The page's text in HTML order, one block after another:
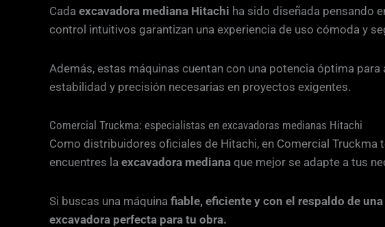
Cada excavadora mediana Hitachi ha sido diseñada pensando
control intuitivos garantizan una experiencia de uso cómoda y
Además, estas máquinas cuentan con una potencia óptima
estabilidad y precisión necesarias en proyectos exigentes.
Comercial Truckma: especialistas en excavadoras medianas Hitachi
Como distribuidores oficiales de Hitachi, en Comercial Truckma
encuentres la excavadora mediana que mejor se adapte a tus
Si buscas una máquina fiable, eficiente y con el respaldo de
excavadora perfecta para tu obra.